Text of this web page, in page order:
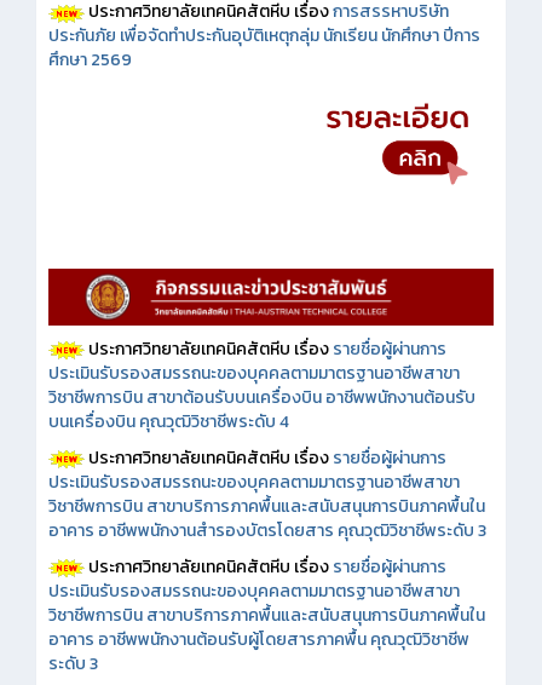
ประกาศวิทยาลัยเทคนิคสัตหีบ เรื่องการสรรหาบริษัท
ประกันภัย เพื่อจัดทำประกันอุบัติเหตุกลุ่ม นักเรียน นักศึกษา ปีการ
ศึกษา 2569
ประกาศวิทยาลัยเทคนิคสัตหีบ เรื่องรายชื่อผู้ผ่านการ
ประเมินรับรองสมรรถนะของบุคคลตามมาตรฐานอาชีพสาขา
วิชาชีพการบิน สาขาต้อนรับบนเครื่องบิน อาชีพพนักงานต้อนรับ
บนเครื่องบิน คุณวุฒิวิชาชีพระดับ 4
ประกาศวิทยาลัยเทคนิคสัตหีบ เรื่องรายชื่อผู้ผ่านการ
ประเมินรับรองสมรรถนะของบุคคลตามมาตรฐานอาชีพสาขา
วิชาชีพการบิน สาขาบริการภาคพื้นและสนับสนุนการบินภาคพื้นใน
อาคาร อาชีพพนักงานสำรองบัตรโดยสาร คุณวุฒิวิชาชีพระดับ 3
ประกาศวิทยาลัยเทคนิคสัตหีบ เรื่องรายชื่อผู้ผ่านการ
ประเมินรับรองสมรรถนะของบุคคลตามมาตรฐานอาชีพสาขา
วิชาชีพการบิน สาขาบริการภาคพื้นและสนับสนุนการบินภาคพื้นใน
อาคาร อาชีพพนักงานต้อนรับผู้โดยสารภาคพื้น คุณวุฒิวิชาชีพ
ระดับ 3